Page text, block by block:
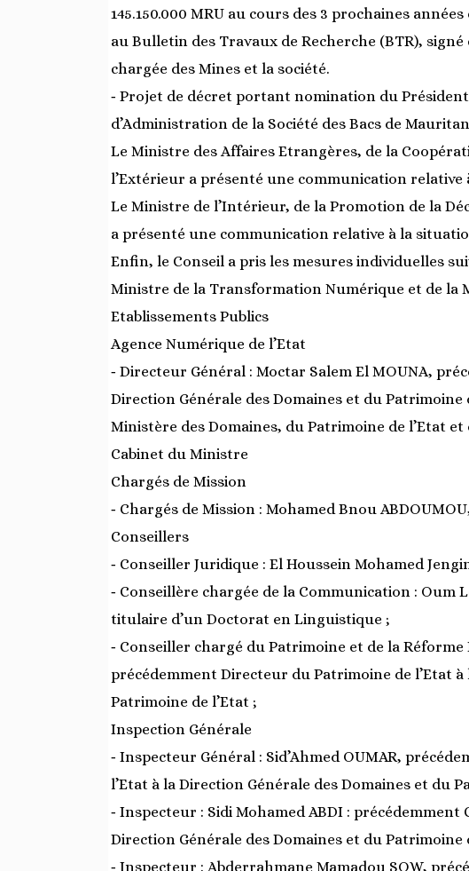
145.150.000 MRU au cours des 3 prochaines
au Bulletin des Travaux de Recherche (BTR),
chargée des Mines et la société.
‐ Projet de décret portant nomination du
d’Administration de la Société des Bacs de
Le Ministre des Affaires Etrangères, de la
l’Extérieur a présenté une communication
Le Ministre de l’Intérieur, de la Promotion de la
a présenté une communication relative à la
Enfin, le Conseil a pris les mesures individuelles
Ministre de la Transformation Numérique et de la
Etablissements Publics
Agence Numérique de l’Etat
‐ Directeur Général : Moctar Salem El MOUNA,
Direction Générale des Domaines et du Patrimoine
Ministère des Domaines, du Patrimoine de l’Etat et
Cabinet du Ministre
Chargés de Mission
‐ Chargés de Mission : Mohamed Bnou
Conseillers
‐ Conseiller Juridique : El Houssein Mohamed
‐ Conseillère chargée de la Communication : Oum
titulaire d’un Doctorat en Linguistique ;
‐ Conseiller chargé du Patrimoine et de la Réforme
précédemment Directeur du Patrimoine de l’Etat
Patrimoine de l’Etat ;
Inspection Générale
‐ Inspecteur Général : Sid’Ahmed OUMAR,
l’Etat à la Direction Générale des Domaines et du
‐ Inspecteur : Sidi Mohamed ABDI : précédemment
Direction Générale des Domaines et du Patrimoine
‐ Inspecteur : Abderrahmane Mamadou SOW,